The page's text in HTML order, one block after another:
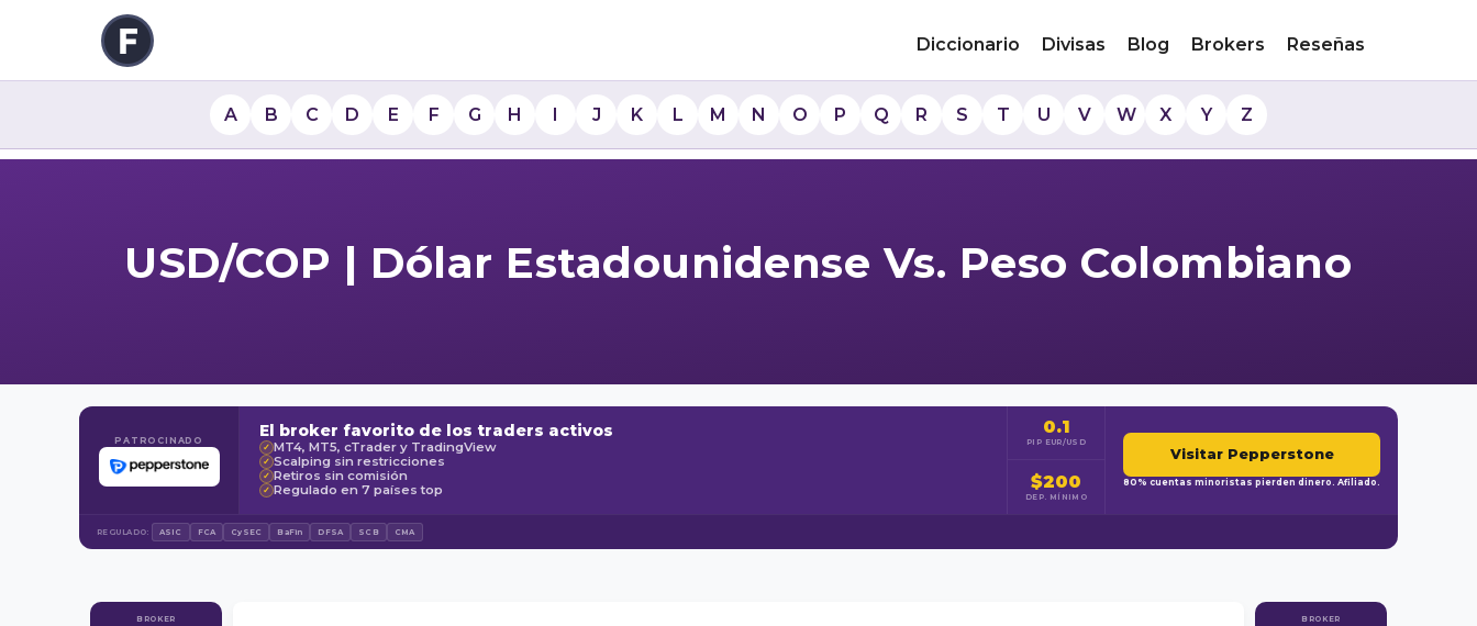
Diccionario Divisas Blog Brokers Reseñas
A B C D E F G H I J K L M N O P Q R S T U V W X Y Z
USD/COP | Dólar Estadounidense Vs. Peso Colombiano
PATROCINADO El broker favorito de los traders activos
✓ MT4, MT5, cTrader y TradingView
✓ Scalping sin restricciones
✓ Retiros sin comisión
✓ Regulado en 7 países top
0.1
PIP EUR/USD
$200
DEP. MÍNIMO
Visitar Pepperstone
80% cuentas minoristas pierden dinero. Afiliado.
REGULADO: ASIC FCA CySEC BaFin DFSA SCB CMA
BROKER
BROKER